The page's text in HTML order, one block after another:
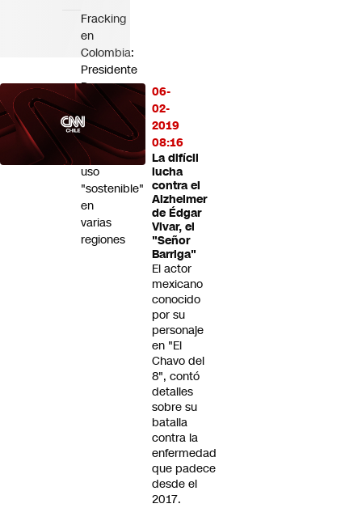
06-
02-
2019
08:16
La difícil
lucha
contra el
Alzheimer
de Édgar
Vivar, el
"Señor
Barriga"
El actor
mexicano
conocido
por su
personaje
en "El
Chavo del
8", contó
detalles
sobre su
batalla
contra la
enfermedad
que padece
desde el
2017.
Fracking
en
Colombia:
Presidente
De
la
Espriella
anuncia
su
uso
"sostenible"
en
varias
regiones